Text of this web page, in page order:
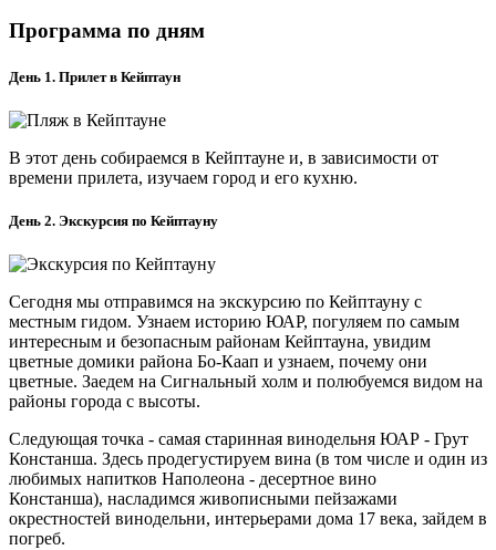
Программа по дням
День 1. Прилет в Кейптаун
В этот день собираемся в Кейптауне и, в зависимости от
времени прилета, изучаем город и его кухню.
День 2. Экскурсия по Кейптауну
Сегодня мы отправимся на экскурсию по Кейптауну с
местным гидом. Узнаем историю ЮАР, погуляем по самым
интересным и безопасным районам Кейптауна, увидим
цветные домики района Бо-Каап и узнаем, почему они
цветные. Заедем на Сигнальный холм и полюбуемся видом на
районы города с высоты.
Следующая точка - самая старинная винодельня ЮАР - Грут
Констанша. Здесь продегустируем вина (в том числе и один из
любимых напитков Наполеона - десертное вино
Констанша), насладимся живописными пейзажами
окрестностей винодельни, интерьерами дома 17 века, зайдем в
погреб.